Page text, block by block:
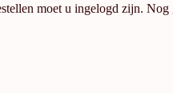
moet u ingelogd zijn. Nog